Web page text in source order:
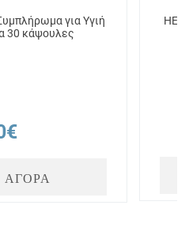
για Υγιή
30 κάψουλες
ΑΓΟΡΑ